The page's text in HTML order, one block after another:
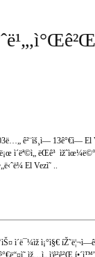
ê²¨ìš¸ì— 13ê°€ì—
ì´ëª©ì„ ëŒê³
El Vezì˜ ..
ì¡°ì§€
ìž…ì„ ì¦ê²ê²Œ